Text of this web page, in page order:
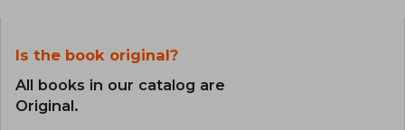
Is the book original?
All books in our catalog are
Original.